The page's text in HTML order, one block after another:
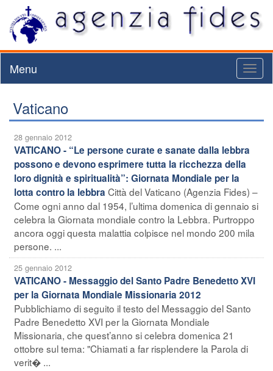
Menu
Vaticano
28 gennaio 2012
VATICANO - “Le persone curate e sanate dalla lebbra
possono e devono esprimere tutta la ricchezza della
loro dignità e spiritualità”: Giornata Mondiale per la
lotta contro la lebbra Città del Vaticano (Agenzia Fides) –
Come ogni anno dal 1954, l’ultima domenica di gennaio si
celebra la Giornata mondiale contro la Lebbra. Purtroppo
ancora oggi questa malattia colpisce nel mondo 200 mila
persone. ...
25 gennaio 2012
VATICANO - Messaggio del Santo Padre Benedetto XVI
per la Giornata Mondiale Missionaria 2012
Pubblichiamo di seguito il testo del Messaggio del Santo
Padre Benedetto XVI per la Giornata Mondiale
Missionaria, che quest’anno si celebra domenica 21
ottobre sul tema: "Chiamati a far risplendere la Parola di
verit� ...